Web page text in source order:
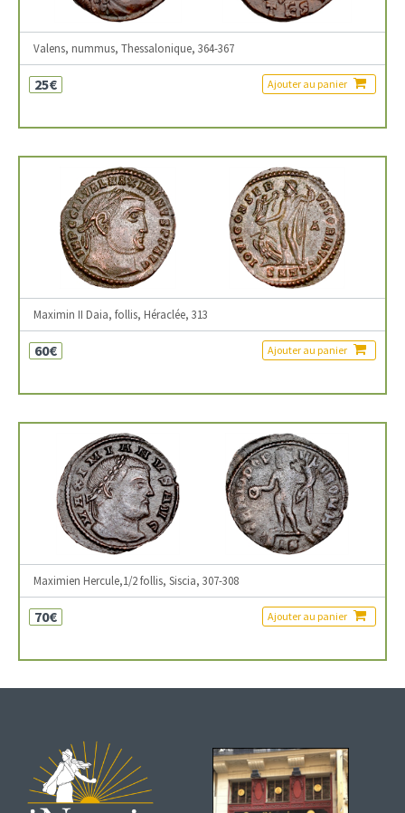
Valens, nummus, Thessalonique, 364-367
25€ Ajouter au panier
Maximin II Daia, follis, Héraclée, 313
60€ Ajouter au panier
Maximien Hercule,1/2 follis, Siscia, 307-308
70€ Ajouter au panier